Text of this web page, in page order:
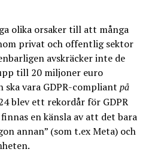
olika orsaker till att många
privat och offentlig sektor
avskräcker inte de
till 20 miljoner euro
vara GDPR-compliant på
blev ett rekordår för GDPR
en känsla av att det bara
annan” (som t.ex Meta) och